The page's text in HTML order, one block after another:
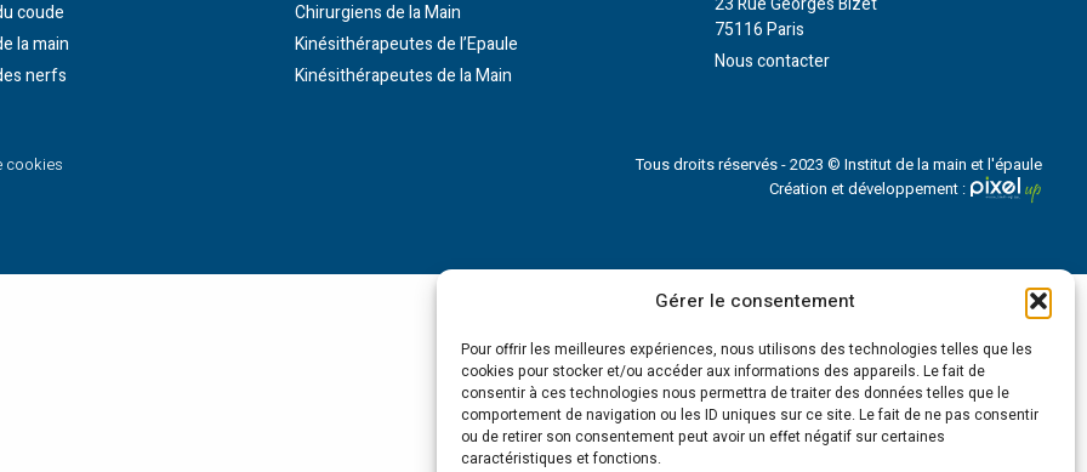
Gérer le consentement
Pour offrir les meilleures expériences, nous utilisons des technologies telles que les
cookies pour stocker et/ou accéder aux informations des appareils. Le fait de
consentir à ces technologies nous permettra de traiter des données telles que le
comportement de navigation ou les ID uniques sur ce site. Le fait de ne pas consentir
ou de retirer son consentement peut avoir un effet négatif sur certaines
caractéristiques et fonctions.
coude
la main
nerfs
Chirurgiens de la Main
Kinésithérapeutes de l’Epaule
Kinésithérapeutes de la Main
75116 Paris
Nous contacter
cookies
Tous droits réservés - 2023 © Institut de la main et l'épaule
Création et développement :